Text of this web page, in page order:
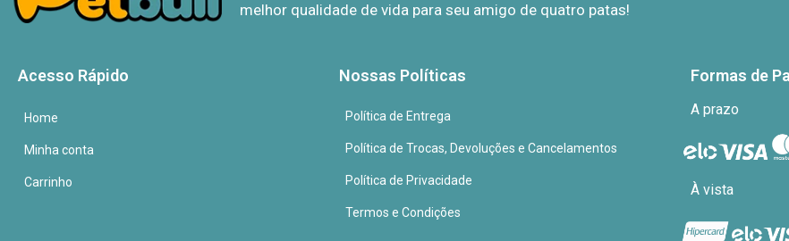
melhor qualidade de vida para seu amigo de quatro patas!
Acesso Rápido
Home
Minha conta
Carrinho
Nossas Políticas
Política de Entrega
Política de Trocas, Devoluções e Cancelamentos
Política de Privacidade
Termos e Condições
Formas de
A prazo
À vista